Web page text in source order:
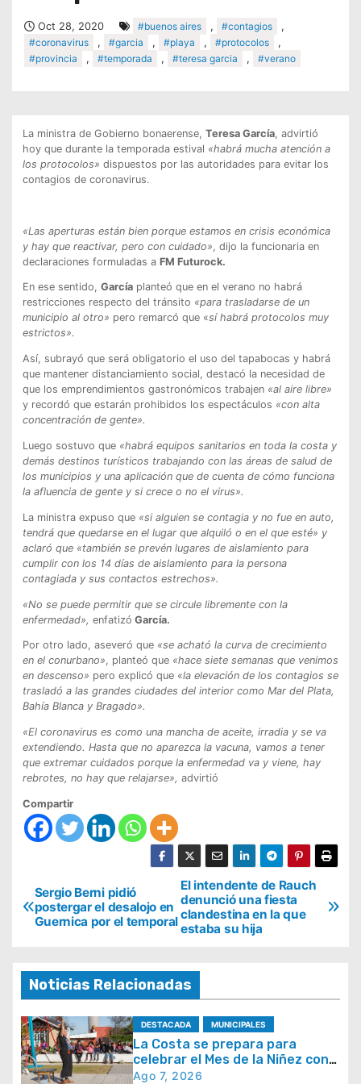
Oct 28, 2020 #buenos aires , #contagios
,
#coronavirus
, #garcia , #playa , #protocolos
,
#provincia
, #temporada , #teresa garcia , #verano
La ministra de Gobierno bonaerense, Teresa García, advirtió
hoy que durante la temporada estival «habrá mucha atención a
los protocolos» dispuestos por las autoridades para evitar los
contagios de coronavirus.
«Las aperturas están bien porque estamos en crisis económica
y hay que reactivar, pero con cuidado», dijo la funcionaria en
declaraciones formuladas a FM Futurock.
En ese sentido, Garcíaplanteó que en el verano no habrá
restricciones respecto del tránsito «para trasladarse de un
municipio al otro» pero remarcó que «sí habrá protocolos muy
estrictos».
Así, subrayó que será obligatorio el uso del tapabocas y habrá
que mantener distanciamiento social, destacó la necesidad de
que los emprendimientos gastronómicos trabajen «al aire libre»
y recordó que estarán prohibidos los espectáculos «con alta
concentración de gente».
Luego sostuvo que«habrá equipos sanitarios en toda la costa y
demás destinos turísticos trabajando con las áreas de salud de
los municipios y una aplicación que de cuenta de cómo funciona
la afluencia de gente y si crece o no el virus».
La ministra expuso que«si alguien se contagia y no fue en auto,
tendrá que quedarse en el lugar que alquiló o en el que esté» y
aclaró que «también se prevén lugares de aislamiento para
cumplir con los 14 días de aislamiento para la persona
contagiada y sus contactos estrechos».
«No se puede permitir que se circule libremente con la
enfermedad», enfatizó García.
Por otro lado, aseveró que«se acható la curva de crecimiento
en el conurbano», planteó que«hace siete semanas que venimos
en descenso» pero explicó que «la elevación de los contagios se
trasladó a las grandes ciudades del interior como Mar del Plata,
Bahía Blanca y Bragado».
«El coronavirus es como una mancha de aceite, irradia y se va
extendiendo. Hasta que no aparezca la vacuna, vamos a tener
que extremar cuidados porque la enfermedad va y viene, hay
rebrotes, no hay que relajarse», advirtió
Compartir
N
a
g
a
c
i
El intendente de Rauch
denunció una fiesta
clandestina en la que
estaba su hija
Sergio Berni pidió
postergar el desalojo en
Guernica por el temporal
Noticias Relacionadas
DESTACADA MUNICIPALES
La Costa se prepara para
celebrar el Mes de la Niñez con
juegos y espectáculos
Ago 7, 2026